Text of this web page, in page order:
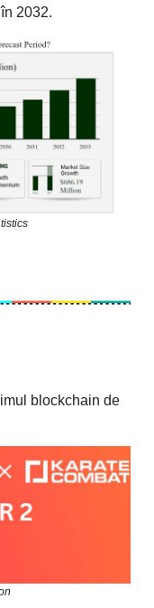
2032.
blockchain de